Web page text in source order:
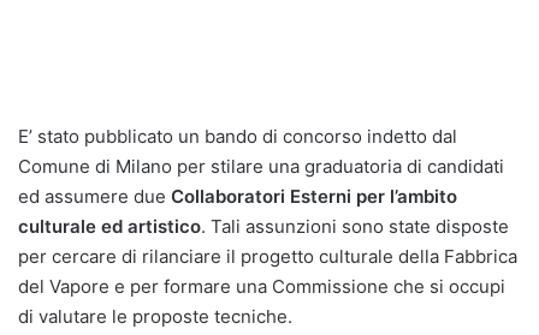
E’ stato pubblicato un bando di concorso indetto dal
Comune di Milano per stilare una graduatoria di candidati
ed assumere due Collaboratori Esterni per l’ambito
culturale ed artistico. Tali assunzioni sono state disposte
per cercare di rilanciare il progetto culturale della Fabbrica
del Vapore e per formare una Commissione che si occupi
di valutare le proposte tecniche.